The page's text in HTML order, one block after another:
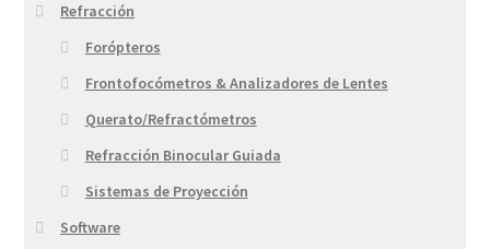
Refracción
Forópteros
Frontofocómetros & Analizadores de Lentes
Querato/Refractómetros
Refracción Binocular Guiada
Sistemas de Proyección
Software